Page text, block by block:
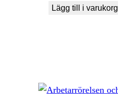
Lägg till i varukorg